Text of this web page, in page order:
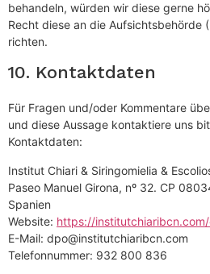
behandeln, würden wir diese gerne
Recht diese an die Aufsichtsbehörde
richten.
10. Kontaktdaten
Für Fragen und/oder Kommentare
und diese Aussage kontaktiere uns
Kontaktdaten:
Institut Chiari & Siringomielia &
Paseo Manuel Girona, nº 32. CP
Spanien
Website: https://
E-Mail: dpo@institutchiaribcn.com
Telefonnummer: 932 800 836